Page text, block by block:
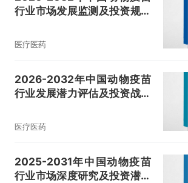
行业市场发展监测及投资规划
医疗医药
2026-2032年中国动物疫苗
行业发展潜力评估及投资战略
医疗医药
2025-2031年中国动物疫苗
行业市场深度研究及投资潜力